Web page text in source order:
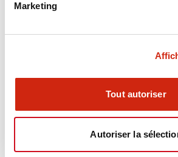
Marketing
Tout autoriser
Autoriser la
Functional Specifications
Mounting and Installation
Documents et fichiers